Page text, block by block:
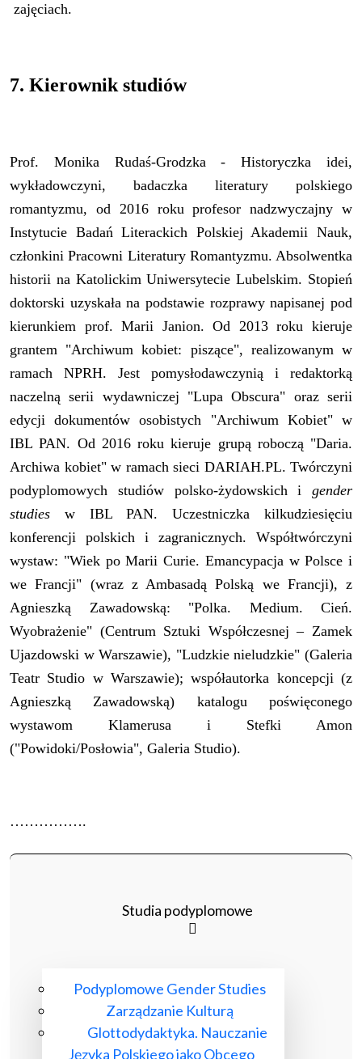
Studia podyplomowe
Podyplomowe Gender Studies
Zarządzanie Kulturą
Glottodydaktyka. Nauczanie
Języka Polskiego jako Obcego
zajęciach.
7. Kierownik studiów
Prof. Monika Rudaś-Grodzka - Historyczka idei,
wykładowczyni, badaczka literatury polskiego
romantyzmu, od 2016 roku profesor nadzwyczajny w
Instytucie Badań Literackich Polskiej Akademii Nauk,
członkini Pracowni Literatury Romantyzmu. Absolwentka
historii na Katolickim Uniwersytecie Lubelskim. Stopień
doktorski uzyskała na podstawie rozprawy napisanej pod
kierunkiem prof. Marii Janion. Od 2013 roku kieruje
grantem "Archiwum kobiet: piszące", realizowanym w
ramach NPRH. Jest pomysłodawczynią i redaktorką
naczelną serii wydawniczej "Lupa Obscura" oraz serii
edycji dokumentów osobistych "Archiwum Kobiet" w
IBL PAN. Od 2016 roku kieruje grupą roboczą "Daria.
Archiwa kobiet" w ramach sieci DARIAH.PL. Twórczyni
podyplomowych studiów polsko-żydowskich i gender
studies w IBL PAN. Uczestniczka kilkudziesięciu
konferencji polskich i zagranicznych. Współtwórczyni
wystaw: "Wiek po Marii Curie. Emancypacja w Polsce i
we Francji" (wraz z Ambasadą Polską we Francji), z
Agnieszką Zawadowską: "Polka. Medium. Cień.
Wyobrażenie" (Centrum Sztuki Współczesnej – Zamek
Ujazdowski w Warszawie), "Ludzkie nieludzkie" (Galeria
Teatr Studio w Warszawie); współautorka koncepcji (z
Agnieszką Zawadowską) katalogu poświęconego
wystawom Klamerusa i Stefki Amon
("Powidoki/Posłowia", Galeria Studio).
…………….